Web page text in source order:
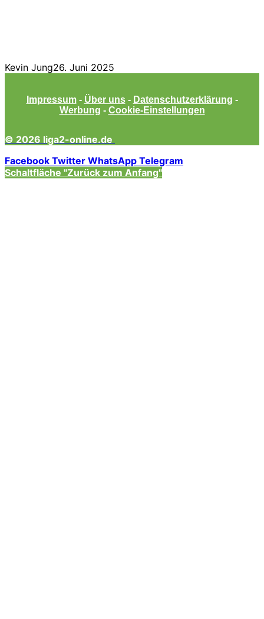
Kevin Jung26. Juni 2025
Impressum - Über uns - Datenschutzerklärung -
Werbung - Cookie-Einstellungen
© 2026 liga2-online.de
Facebook Twitter WhatsApp Telegram
Schaltfläche "Zurück zum Anfang"